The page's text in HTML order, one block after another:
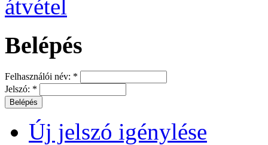
Belépés
Felhasználói név: *
Jelszó: *
Új jelszó igénylése